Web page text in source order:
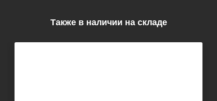
Также в наличии на складе